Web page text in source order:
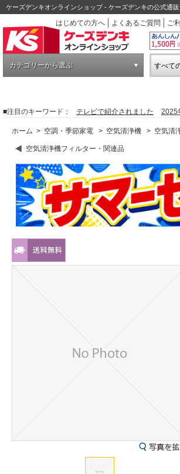
ケーズデンキオンラインショップ - ケーズデンキの公式通販
はじめての方へ
よくあるご質問 ご
カテゴリーから選ぶ すべて
■注目のキーワード： テレビで紹介されました 2025
ホーム > 空調・季節家電 > 空気清浄機 > 空気清
空気清浄機フィルター・関連品